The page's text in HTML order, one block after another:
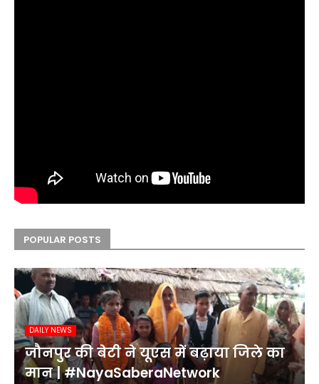
POPULAR POSTS
DAILY NEWS
जौनपुर की बेटी ने यूएस में बढ़ाया जिले का
मान | #NayaSaberaNetwork